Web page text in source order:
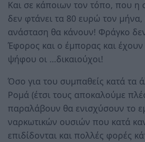
Και σε κάποιων τον τόπο, που η
δεν φτάνει τα 80 ευρώ τον μήνα,
ανάσταση θα κάνουν! Φράγκο
Έφορος και ο έμπορας και έχουν
ψήφου οι …δικαιούχοι!
Όσο για του συμπαθείς κατά τα
Ρομά (έτσι τους αποκαλούμε
παραλάβουν θα ενισχύσουν το
ναρκωτικών ουσιών που κατά
επιδίδονται και πολλές φορές